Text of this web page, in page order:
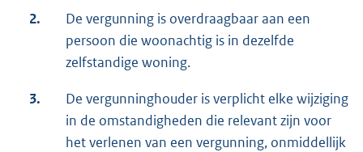
2.
De vergunning is overdraagbaar aan een
persoon die woonachtig is in dezelfde
zelfstandige woning.
3.
De vergunninghouder is verplicht elke wijziging
in de omstandigheden die relevant zijn voor
het verlenen van een vergunning, onmiddellijk